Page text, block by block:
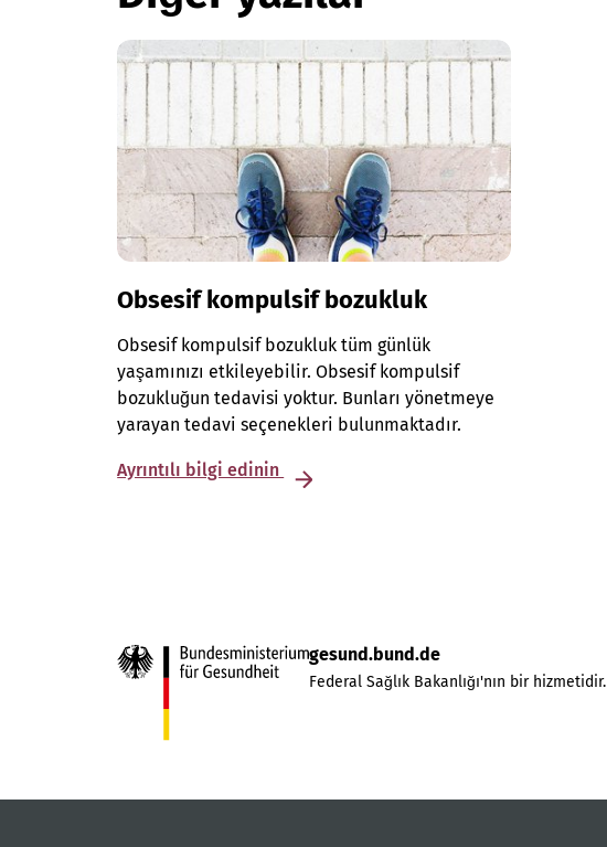
Obsesif kompulsif bozukluk
Obsesif kompulsif bozukluk tüm günlük
yaşamınızı etkileyebilir. Obsesif kompulsif
bozukluğun tedavisi yoktur. Bunları yönetmeye
yarayan tedavi seçenekleri bulunmaktadır.
Ayrıntılı bilgi edinin
gesund.bund.de
Federal Sağlık Bakanlığı'nın bir hizmetidir.